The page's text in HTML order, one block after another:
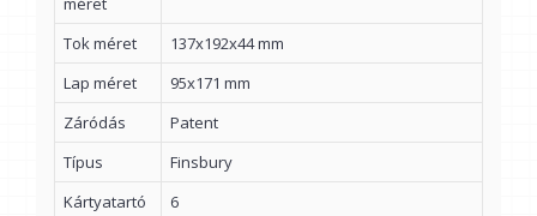
Tok méret
137x192x44 mm
Lap méret
95x171 mm
Záródás
Patent
Típus
Finsbury
Kártyatartó
6